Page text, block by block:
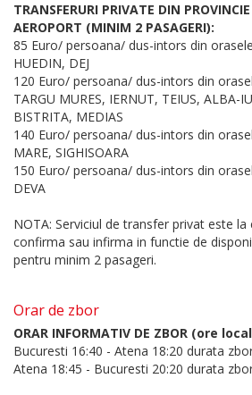
TRANSFERURI PRIVATE DIN
AEROPORT (MINIM 2 PASAGERI):
85 Euro/ persoana/ dus-intors din
HUEDIN, DEJ
120 Euro/ persoana/ dus-intors din
TARGU MURES, IERNUT, TEIUS, ALBA-
BISTRITA, MEDIAS
140 Euro/ persoana/ dus-intors din
MARE, SIGHISOARA
150 Euro/ persoana/ dus-intors din
DEVA
NOTA: Serviciul de transfer privat este la
confirma sau infirma in functie de
pentru minim 2 pasageri.
Orar de zbor
ORAR INFORMATIV DE ZBOR (ore
Bucuresti 16:40 - Atena 18:20 durata
Atena 18:45 - Bucuresti 20:20 durata